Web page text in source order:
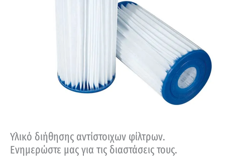
Υλικό διήθησης αντίστοιχων φίλτρων.
Ενημερώστε μας για τις διαστάσεις τους.